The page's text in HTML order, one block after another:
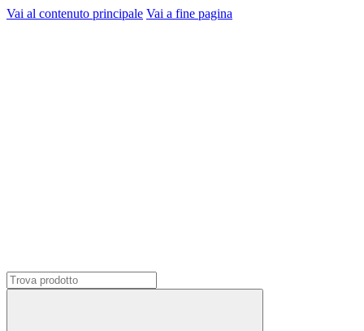
Vai al contenuto principale Vai a fine pagina